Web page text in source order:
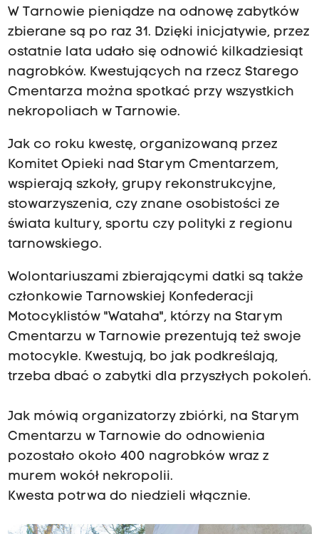
W Tarnowie pieniądze na odnowę zabytków
zbierane są po raz 31. Dzięki inicjatywie, przez
ostatnie lata udało się odnowić kilkadziesiąt
nagrobków. Kwestujących na rzecz Starego
Cmentarza można spotkać przy wszystkich
nekropoliach w Tarnowie.
Jak co roku kwestę, organizowaną przez
Komitet Opieki nad Starym Cmentarzem,
wspierają szkoły, grupy rekonstrukcyjne,
stowarzyszenia, czy znane osobistości ze
świata kultury, sportu czy polityki z regionu
tarnowskiego.
Wolontariuszami zbierającymi datki są także
członkowie Tarnowskiej Konfederacji
Motocyklistów "Wataha", którzy na Starym
Cmentarzu w Tarnowie prezentują też swoje
motocykle. Kwestują, bo jak podkreślają,
trzeba dbać o zabytki dla przyszłych pokoleń.
Jak mówią organizatorzy zbiórki, na Starym
Cmentarzu w Tarnowie do odnowienia
pozostało około 400 nagrobków wraz z
murem wokół nekropolii.
Kwesta potrwa do niedzieli włącznie.